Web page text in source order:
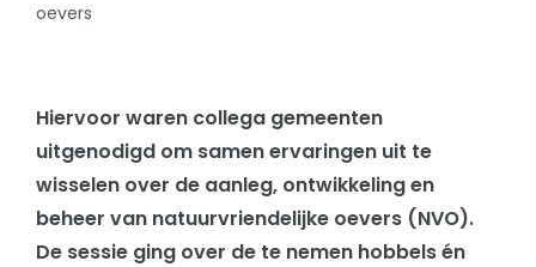
oevers
Hiervoor waren collega gemeenten
uitgenodigd om samen ervaringen uit te
wisselen over de aanleg, ontwikkeling en
beheer van natuurvriendelijke oevers (NVO).
De sessie ging over de te nemen hobbels én